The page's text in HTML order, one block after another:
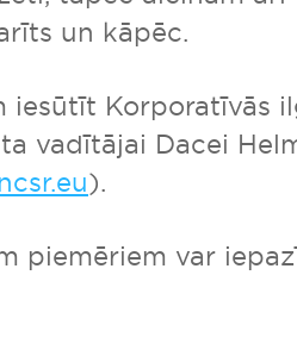
un kāpēc.
iesūtīt Korporatīvās
vadītājai Dacei
).
piemēriem var